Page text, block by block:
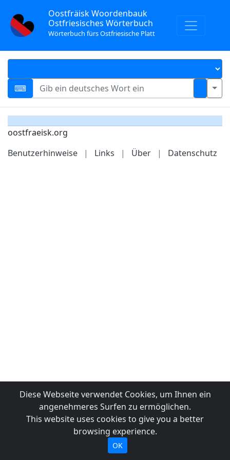
Oostfräisk Woordenbauk
Ostfriesisches Wörterbuch
Wörterbuch fürs Ostfriesische Platt
oostfraeisk.org
Benutzerhinweise
| Links | Über | Datenschutz
Diese Webseite verwendet Cookies, um Ihnen ein
angenehmeres Surfen zu ermöglichen.
This website uses cookies to give you a better
browsing experience.
OK